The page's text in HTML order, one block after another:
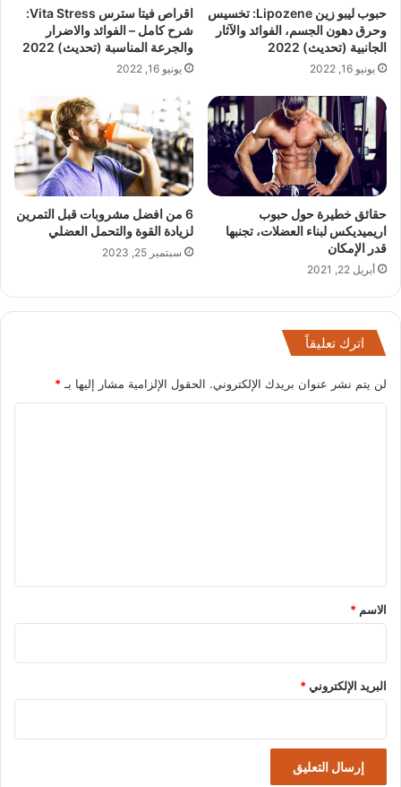
حبوب ليبو زين Lipozene: تخسيس
وحرق دهون الجسم، الفوائد والآثار
الجانبية (تحديث) 2022
يونيو 16, 2022
اقراص فيتا سترس Vita Stress:
شرح كامل – الفوائد والاضرار
والجرعة المناسبة (تحديث) 2022
يونيو 16, 2022
حقائق خطيرة حول حبوب
اريميديكس لبناء العضلات، تجنبها
قدر الإمكان
أبريل 22, 2021
6 من افضل مشروبات قبل التمرين
لزيادة القوة والتحمل العضلي
سبتمبر 25, 2023
اترك تعليقاً
لن يتم نشر عنوان بريدك الإلكتروني. الحقول الإلزامية مشار إليها بـ*
*
الاسم *
البريد الإلكتروني*